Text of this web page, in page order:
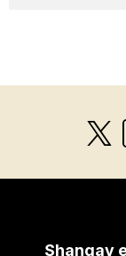
Shangay